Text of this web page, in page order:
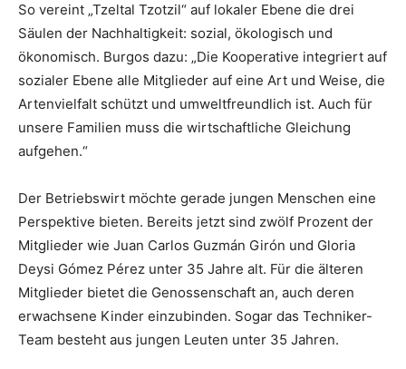
So vereint „Tzeltal Tzotzil“ auf lokaler Ebene die drei
Säulen der Nachhaltigkeit: sozial, ökologisch und
ökonomisch. Burgos dazu: „Die Kooperative integriert auf
sozialer Ebene alle Mitglieder auf eine Art und Weise, die
Artenvielfalt schützt und umweltfreundlich ist. Auch für
unsere Familien muss die wirtschaftliche Gleichung
aufgehen.“
Der Betriebswirt möchte gerade jungen Menschen eine
Perspektive bieten. Bereits jetzt sind zwölf Prozent der
Mitglieder wie Juan Carlos Guzmán Girón und Gloria
Deysi Gómez Pérez unter 35 Jahre alt. Für die älteren
Mitglieder bietet die Genossenschaft an, auch deren
erwachsene Kinder einzubinden. Sogar das Techniker-
Team besteht aus jungen Leuten unter 35 Jahren.